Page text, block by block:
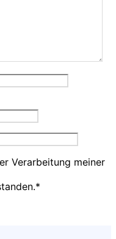
Verarbeitung meiner